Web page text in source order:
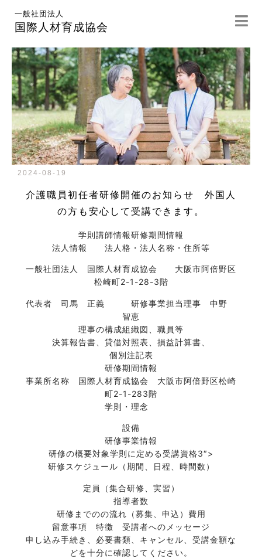
一般社団法人
国際人材育成協会
2024-08-19
介護職員初任者研修開催のお知らせ 外国人
の方も安心して受講できます。
学則講師情報研修期間情報
法人情報 法人格・法人名称・住所等
一般社団法人 国際人材育成協会 大阪市阿倍野区
松崎町2-1-28-3階
代表者 司馬 正義 研修事業担当理事 中野
智恵
理事の構成組織図、職員等
決算報告書、貸借対照表、損益計算書、
個別注記表
研修期間情報
事業所名称 国際人材育成協会 大阪市阿倍野区松崎
町2-1-283階
学則・理念
設備
研修事業情報
研修の概要対象学則に定める受講資格3″>
研修スケジュール（期間、日程、時間数）
定員（集合研修、実習）
指導者数
研修までのの流れ（募集、申込）費用
留意事項 特徴 受講者へのメッセージ
申し込み手続き、必要書類、キャンセル、受講金額な
どを十分に確認してください。